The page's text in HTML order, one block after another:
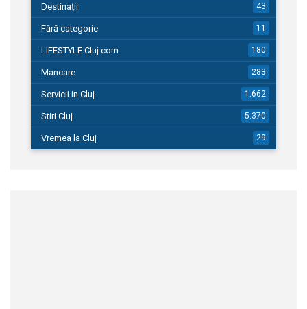
Destinații 43
Fără categorie 11
LIFESTYLE Cluj.com 180
Mancare 283
Servicii in Cluj 1.662
Stiri Cluj 5.370
Vremea la Cluj 29